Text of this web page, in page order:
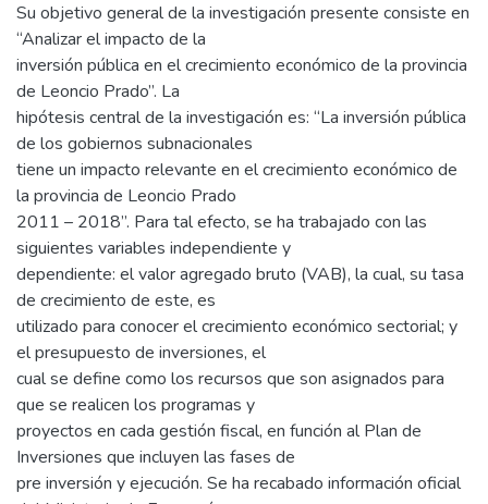
Su objetivo general de la investigación presente consiste en
“Analizar el impacto de la
inversión pública en el crecimiento económico de la provincia
de Leoncio Prado”. La
hipótesis central de la investigación es: “La inversión pública
de los gobiernos subnacionales
tiene un impacto relevante en el crecimiento económico de
la provincia de Leoncio Prado
2011 – 2018”. Para tal efecto, se ha trabajado con las
siguientes variables independiente y
dependiente: el valor agregado bruto (VAB), la cual, su tasa
de crecimiento de este, es
utilizado para conocer el crecimiento económico sectorial; y
el presupuesto de inversiones, el
cual se define como los recursos que son asignados para
que se realicen los programas y
proyectos en cada gestión fiscal, en función al Plan de
Inversiones que incluyen las fases de
pre inversión y ejecución. Se ha recabado información oficial